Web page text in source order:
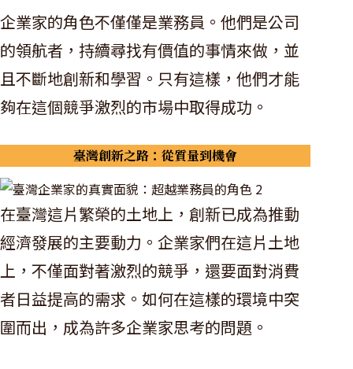
企業家的角色不僅僅是業務員。他們是公司
的領航者，持續尋找有價值的事情來做，並
且不斷地創新和學習。只有這樣，他們才能
夠在這個競爭激烈的市場中取得成功。
臺灣創新之路：從質量到機會
在臺灣這片繁榮的土地上，創新已成為推動
經濟發展的主要動力。企業家們在這片土地
上，不僅面對著激烈的競爭，還要面對消費
者日益提高的需求。如何在這樣的環境中突
圍而出，成為許多企業家思考的問題。